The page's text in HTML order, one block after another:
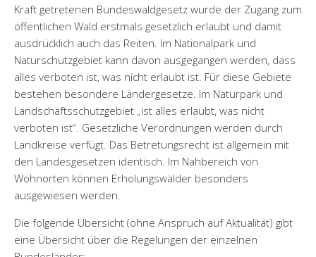
Kraft getretenen Bundeswaldgesetz wurde der Zugang zum
öffentlichen Wald erstmals gesetzlich erlaubt und damit
ausdrücklich auch das Reiten. Im Nationalpark und
Naturschutzgebiet kann davon ausgegangen werden, dass
alles verboten ist, was nicht erlaubt ist. Für diese Gebiete
bestehen besondere Ländergesetze. Im Naturpark und
Landschaftsschutzgebiet „ist alles erlaubt, was nicht
verboten ist“. Gesetzliche Verordnungen werden durch
Landkreise verfügt. Das Betretungsrecht ist allgemein mit
den Landesgesetzen identisch. Im Nahbereich von
Wohnorten können Erholungswälder besonders
ausgewiesen werden.
Die folgende Übersicht (ohne Anspruch auf Aktualität) gibt
eine Übersicht über die Regelungen der einzelnen